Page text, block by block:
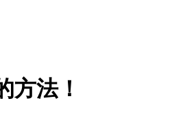
方法！